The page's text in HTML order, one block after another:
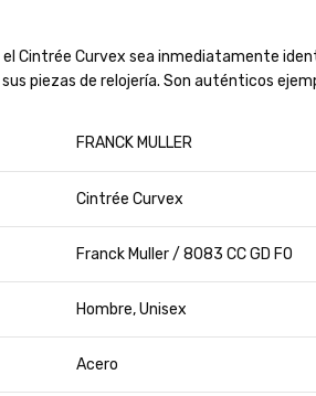
Cintrée Curvex sea inmediatamente
piezas de relojería. Son auténticos
FRANCK MULLER
Cintrée Curvex
Franck Muller / 8083 CC GD FO
Hombre, Unisex
Acero